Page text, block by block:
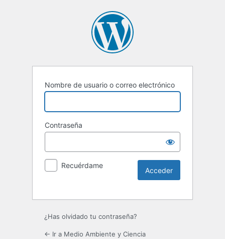
Nombre de usuario o correo electrónico
Contraseña
Recuérdame
¿Has olvidado tu contraseña?
← Ir a Medio Ambiente y Ciencia